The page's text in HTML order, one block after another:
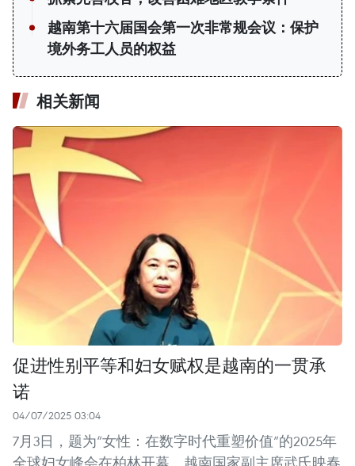
越南第十六届国会第一次非常规会议：保护
境外务工人员的权益
相关新闻
促进性别平等和妇女赋权是越南的一贯承
诺
04/07/2025 03:04
7月3日，题为“女性：在数字时代重塑价值”的2025年